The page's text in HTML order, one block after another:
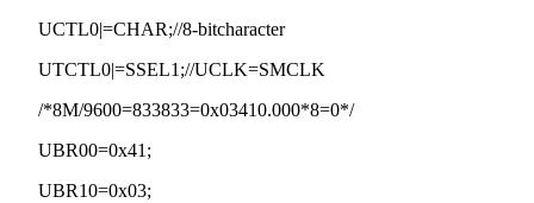
UCTL0|=CHAR;//8-bitcharacter
UTCTL0|=SSEL1;//UCLK=SMCLK
/*8M/9600=833833=0x03410.000*8=0*/
UBR00=0x41;
UBR10=0x03;